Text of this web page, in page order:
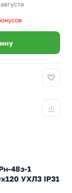
48з-1
УХЛ3 IP31